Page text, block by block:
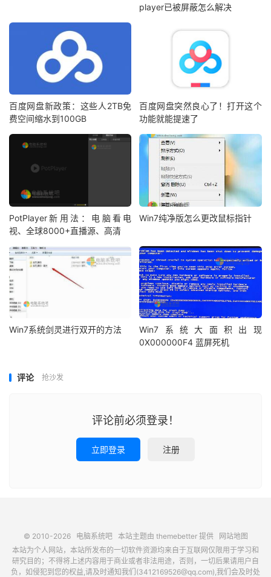
player已被屏蔽怎么解决
百度网盘新政策：这些人2TB免
费空间缩水到100GB
百度网盘突然良心了！打开这个
功能就能提速了
PotPlayer新用法：电脑看电
视、全球8000+直播源、高清
Win7纯净版怎么更改鼠标指针
Win7系统剑灵进行双开的方法
Win7系统大面积出现
0X000000F4 蓝屏死机
评论 抢沙发
评论前必须登录！
立即登录 注册
© 2010-2026 电脑系统吧本站主题由 themebetter提供
网站地图
本站为个人网站，本站所发布的一切软件资源均来自于互联网仅限用于学习和
研究目的；不得将上述内容用于商业或者非法用途，否则，一切后果请用户自
负，如侵犯到您的权益,请及时通知我们(3412169526@qq.com),我们会及时处